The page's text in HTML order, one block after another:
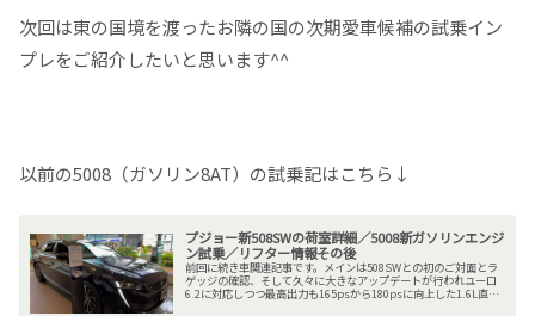
次回は東の国境を渡ったお隣の国の次期愛車候補の試乗イン
プレをご紹介したいと思います^^
以前の5008（ガソリン8AT）の試乗記はこちら↓
プジョー新508SWの荷室詳細／5008新ガソリンエンジ
ン試乗／リフター情報その後
前回に続き車関連記事です。メインは508SWとの初のご対面とラ
ゲッジの確認、そして久々に大きなアップデートが行われユーロ
6.2に対応しつつ最高出力も165psから180psに向上した1.6L直4
ガソリンターボエンジンを搭載した5008の試乗...